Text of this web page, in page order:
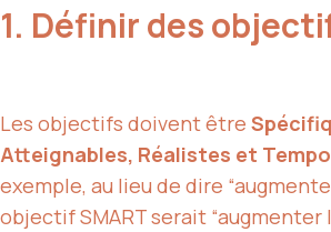
1. Définir des
Les objectifs doivent être
Atteignables, Réalistes et
exemple, au lieu de dire
objectif SMART serait